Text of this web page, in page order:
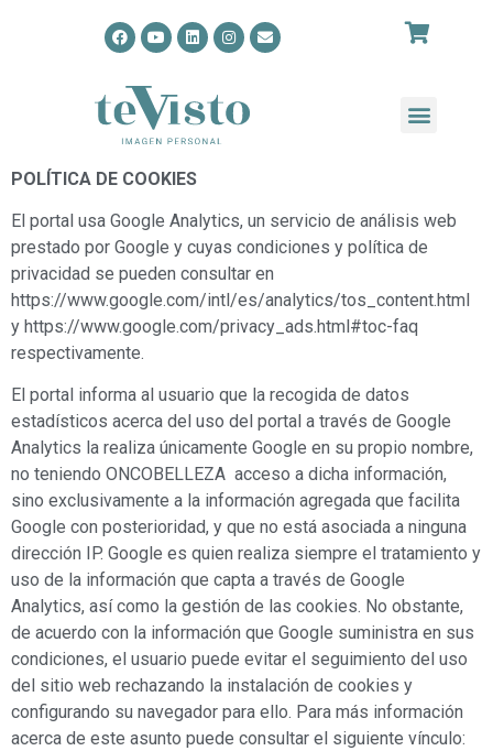
POLÍTICA DE COOKIES
El portal usa Google Analytics, un servicio de análisis web
prestado por Google y cuyas condiciones y política de
privacidad se pueden consultar en
https://www.google.com/intl/es/analytics/tos_content.html
y https://www.google.com/privacy_ads.html#toc-faq
respectivamente.
El portal informa al usuario que la recogida de datos
estadísticos acerca del uso del portal a través de Google
Analytics la realiza únicamente Google en su propio nombre,
no teniendo ONCOBELLEZA acceso a dicha información,
sino exclusivamente a la información agregada que facilita
Google con posterioridad, y que no está asociada a ninguna
dirección IP. Google es quien realiza siempre el tratamiento y
uso de la información que capta a través de Google
Analytics, así como la gestión de las cookies. No obstante,
de acuerdo con la información que Google suministra en sus
condiciones, el usuario puede evitar el seguimiento del uso
del sitio web rechazando la instalación de cookies y
configurando su navegador para ello. Para más información
acerca de este asunto puede consultar el siguiente vínculo: